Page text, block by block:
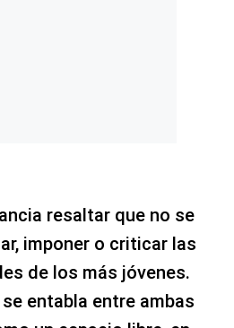
resaltar que no se
imponer o criticar las
de los más jóvenes.
entabla entre ambas